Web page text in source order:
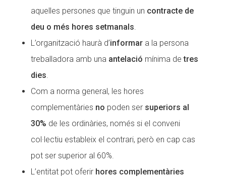
aquelles persones que tinguin un contracte de
deu o més hores setmanals.
L’organització haurà d’informara la persona
treballadora amb una antelació mínima detres
dies.
Com a norma general, les hores
complementàries no poden ser superiors al
30% de les ordinàries, només si el conveni
col·lectiu estableix el contrari, però en cap cas
pot ser superior al 60%.
L’entitat pot oferir hores complementàries